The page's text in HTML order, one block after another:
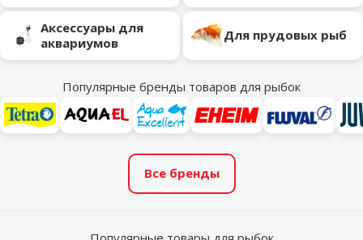
Аксессуары для
аквариумов
Для прудовых рыб
Популярные бренды товаров для рыбок
Все бренды